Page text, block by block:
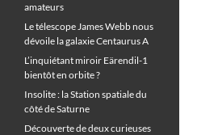
amateurs
Le télescope James Webb nous
dévoile la galaxie Centaurus A
L’inquiétant miroir Eärendil-1
bientôt en orbite ?
Insolite : la Station spatiale du
côté de Saturne
Découverte de deux curieuses